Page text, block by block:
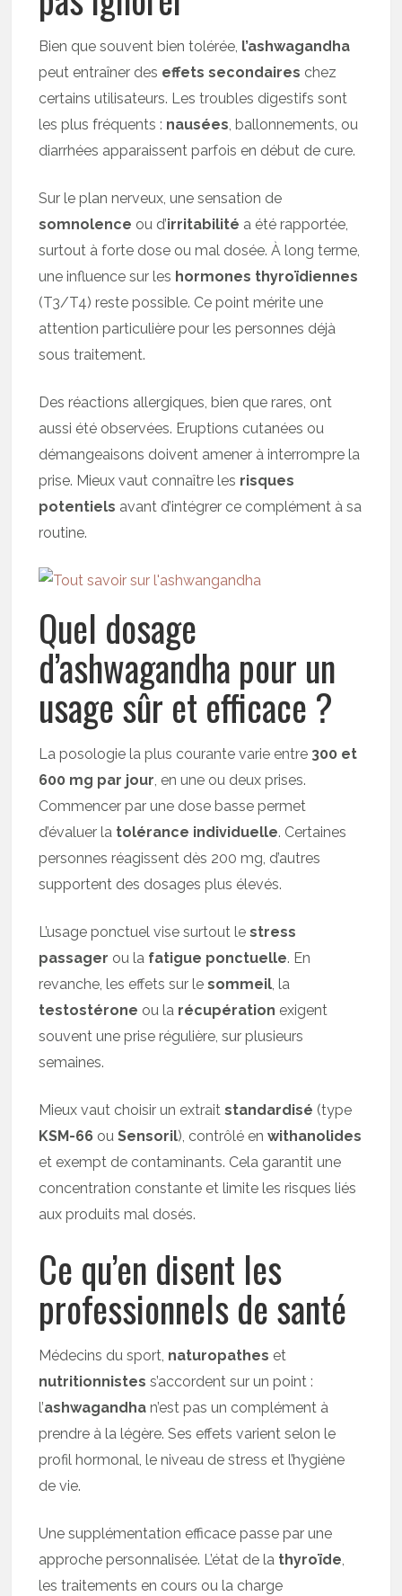
Bien que souvent bien tolérée, l’ashwagandha
peut entraîner des effets secondaires chez
certains utilisateurs. Les troubles digestifs sont
les plus fréquents : nausées, ballonnements, ou
diarrhées apparaissent parfois en début de cure.
Sur le plan nerveux, une sensation de
somnolence ou d’irritabilité a été rapportée,
surtout à forte dose ou mal dosée. À long terme,
une influence sur les hormones thyroïdiennes
(T3/T4) reste possible. Ce point mérite une
attention particulière pour les personnes déjà
sous traitement.
Des réactions allergiques, bien que rares, ont
aussi été observées. Eruptions cutanées ou
démangeaisons doivent amener à interrompre la
prise. Mieux vaut connaître les risques
potentiels avant d’intégrer ce complément à sa
routine.
Quel dosage
d’ashwagandha pour un
usage sûr et efficace ?
La posologie la plus courante varie entre 300 et
600 mg par jour, en une ou deux prises.
Commencer par une dose basse permet
d’évaluer la tolérance individuelle. Certaines
personnes réagissent dès 200 mg, d’autres
supportent des dosages plus élevés.
L’usage ponctuel vise surtout lestress
passager ou la fatigue ponctuelle. En
revanche, les effets sur lesommeil, la
testostérone ou la récupération exigent
souvent une prise régulière, sur plusieurs
semaines.
Mieux vaut choisir un extraitstandardisé (type
KSM-66 ouSensoril), contrôlé enwithanolides
et exempt de contaminants. Cela garantit une
concentration constante et limite les risques liés
aux produits mal dosés.
Ce qu’en disent les
professionnels de santé
Médecins du sport, naturopathes et
nutritionnistes s’accordent sur un point :
l’ashwagandha n’est pas un complément à
prendre à la légère. Ses effets varient selon le
profil hormonal, le niveau de stress et l’hygiène
de vie.
Une supplémentation efficace passe par une
approche personnalisée. L’état de la thyroïde,
les traitements en cours ou la charge